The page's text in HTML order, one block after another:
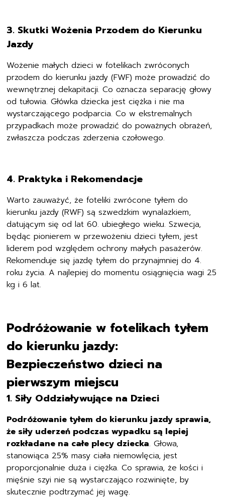
3. Skutki Wożenia Przodem do Kierunku
Jazdy
Wożenie małych dzieci w fotelikach zwróconych
przodem do kierunku jazdy (FWF) może prowadzić do
wewnętrznej dekapitacji. Co oznacza separację głowy
od tułowia. Główka dziecka jest ciężka i nie ma
wystarczającego podparcia. Co w ekstremalnych
przypadkach może prowadzić do poważnych obrażeń,
zwłaszcza podczas zderzenia czołowego.
4. Praktyka i Rekomendacje
Warto zauważyć, że foteliki zwrócone tyłem do
kierunku jazdy (RWF) są szwedzkim wynalazkiem,
datującym się od lat 60. ubiegłego wieku. Szwecja,
będąc pionierem w przewożeniu dzieci tyłem, jest
liderem pod względem ochrony małych pasażerów.
Rekomenduje się jazdę tyłem do przynajmniej do 4.
roku życia. A najlepiej do momentu osiągnięcia wagi 25
kg i 6 lat.
Podróżowanie w fotelikach tyłem
do kierunku jazdy:
Bezpieczeństwo dzieci na
pierwszym miejscu
1. Siły Oddziaływujące na Dzieci
Podróżowanie tyłem do kierunku jazdy sprawia,
że siły uderzeń podczas wypadku są lepiej
rozkładane na całe plecy dziecka. Głowa,
stanowiąca 25% masy ciała niemowlęcia, jest
proporcjonalnie duża i ciężka. Co sprawia, że kości i
mięśnie szyi nie są wystarczająco rozwinięte, by
skutecznie podtrzymać jej wagę.